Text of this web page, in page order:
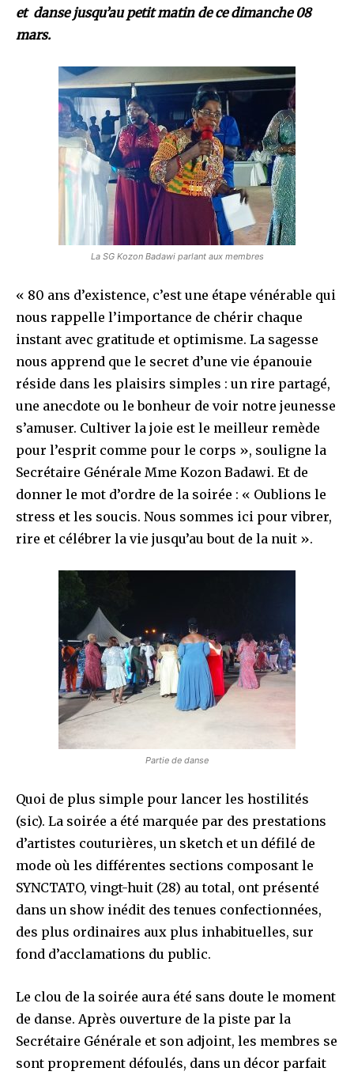
et danse jusqu’au petit matin de ce dimanche 08
mars.
La SG Kozon Badawi parlant aux membres
« 80 ans d’existence, c’est une étape vénérable qui
nous rappelle l’importance de chérir chaque
instant avec gratitude et optimisme. La sagesse
nous apprend que le secret d’une vie épanouie
réside dans les plaisirs simples : un rire partagé,
une anecdote ou le bonheur de voir notre jeunesse
s’amuser. Cultiver la joie est le meilleur remède
pour l’esprit comme pour le corps », souligne la
Secrétaire Générale Mme Kozon Badawi. Et de
donner le mot d’ordre de la soirée : « Oublions le
stress et les soucis. Nous sommes ici pour vibrer,
rire et célébrer la vie jusqu’au bout de la nuit ».
Partie de danse
Quoi de plus simple pour lancer les hostilités
(sic). La soirée a été marquée par des prestations
d’artistes couturières, un sketch et un défilé de
mode où les différentes sections composant le
SYNCTATO, vingt-huit (28) au total, ont présenté
dans un show inédit des tenues confectionnées,
des plus ordinaires aux plus inhabituelles, sur
fond d’acclamations du public.
Le clou de la soirée aura été sans doute le moment
de danse. Après ouverture de la piste par la
Secrétaire Générale et son adjoint, les membres se
sont proprement défoulés, dans un décor parfait